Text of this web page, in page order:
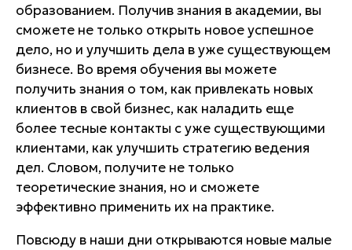
образованием. Получив знания в академии, вы
сможете не только открыть новое успешное
дело, но и улучшить дела в уже существующем
бизнесе. Во время обучения вы можете
получить знания о том, как привлекать новых
клиентов в свой бизнес, как наладить еще
более тесные контакты с уже существующими
клиентами, как улучшить стратегию ведения
дел. Словом, получите не только
теоретические знания, но и сможете
эффективно применить их на практике.
Повсюду в наши дни открываются новые малые